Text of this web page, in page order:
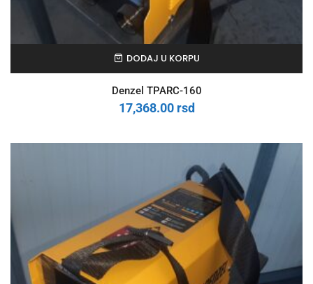
DODAJ U KORPU
Denzel TPARC-160
17,368.00 rsd